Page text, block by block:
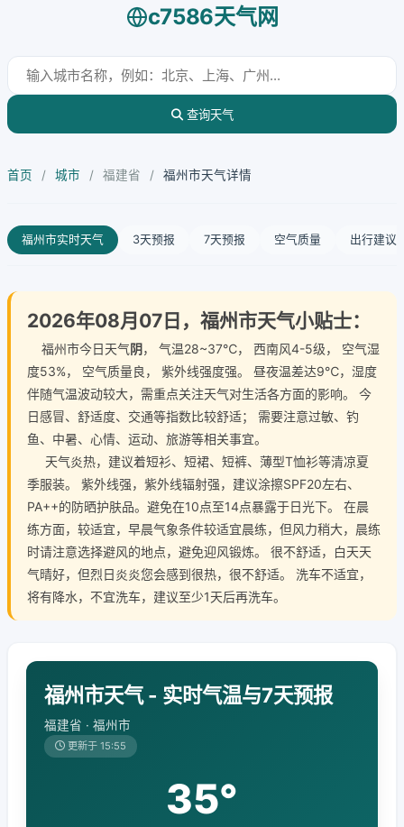
c7586天气网
查询天气
首页 / 城市 / 福建省 / 福州市天气详情
福州市实时天气 3天预报 7天预报 空气质量 出行建议
2026年08月07日，福州市天气小贴士：
福州市今日天气阴， 气温28~37℃， 西南风4-5级， 空气湿
度53%， 空气质量良， 紫外线强度强。 昼夜温差达9℃，湿度
伴随气温波动较大，需重点关注天气对生活各方面的影响。 今
日感冒、舒适度、交通等指数比较舒适； 需要注意过敏、钓
鱼、中暑、心情、运动、旅游等相关事宜。
天气炎热，建议着短衫、短裙、短裤、薄型T恤衫等清凉夏
季服装。 紫外线强，紫外线辐射强，建议涂擦SPF20左右、
PA++的防晒护肤品。避免在10点至14点暴露于日光下。 在晨
练方面，较适宜，早晨气象条件较适宜晨练，但风力稍大，晨练
时请注意选择避风的地点，避免迎风锻炼。 很不舒适，白天天
气晴好，但烈日炎炎您会感到很热，很不舒适。 洗车不适宜，
将有降水，不宜洗车，建议至少1天后再洗车。
福州市天气 - 实时气温与7天预报
福建省 · 福州市
更新于 15:55
35°